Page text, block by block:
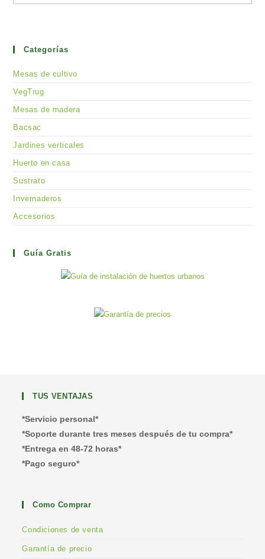
Categorías
Mesas de cultivo
VegTrug
Mesas de madera
Bacsac
Jardines verticales
Huerto en casa
Sustrato
Invernaderos
Accesorios
Guía Gratis
TUS VENTAJAS
*Servicio personal*
*Soporte durante tres meses después de tu compra*
*Entrega en 48-72 horas*
*Pago seguro*
Como Comprar
Condiciones de venta
Garantía de precio